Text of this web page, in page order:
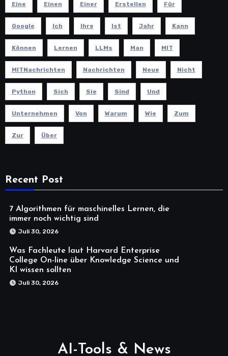
Eine Einen Einer Erstellen Für
Google Ich Ihre Ist Jahr Kann
Können Lernen LLMs Man MIT
MITNachrichten Nachrichten Neue Nicht
Python Sich Sie Sind Und
Unternehmen Von Warum Wie Zum
Zur Über
Recent Post
7 Algorithmen für maschinelles Lernen, die
immer noch wichtig sind
Juli 30, 2026
Was Fachleute laut Harvard Enterprise
College On-line über Knowledge Science und
KI wissen sollten
Juli 30, 2026
AI-Tools & News